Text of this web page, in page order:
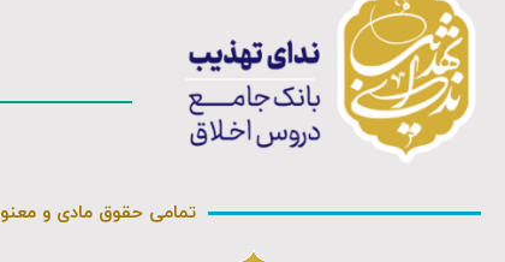
تمامی حقوق مادی و